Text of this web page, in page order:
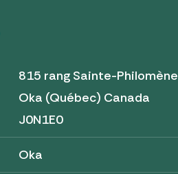
815 rang Sainte-Philomène
Oka (Québec) Canada
J0N1E0
Oka